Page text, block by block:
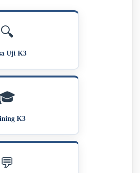
🔍
Uji K3
K3
💬